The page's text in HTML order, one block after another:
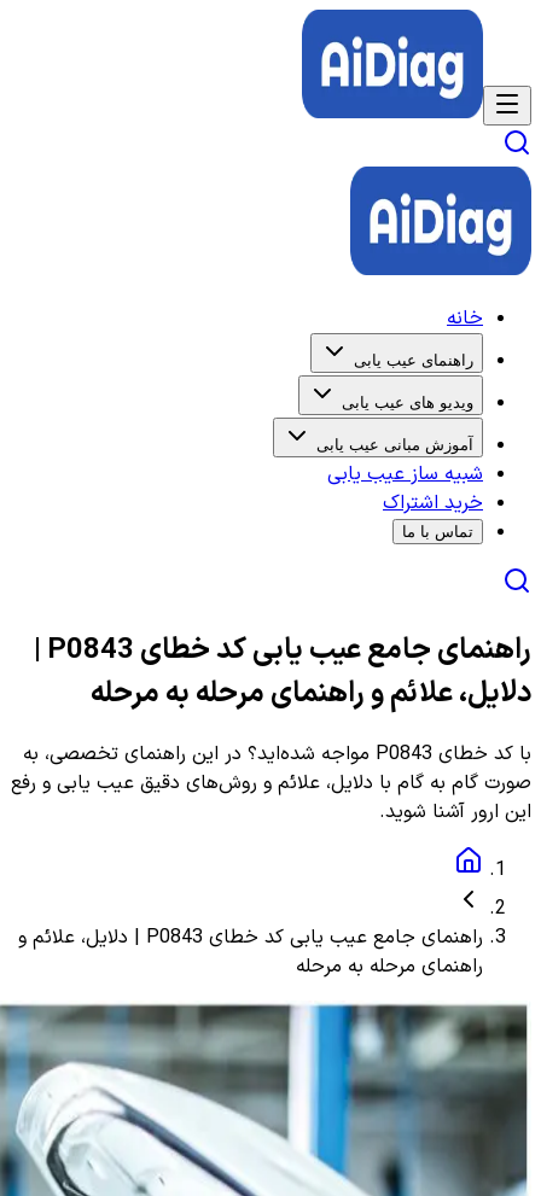
خانه
راهنمای عیب یابی
ویدیو های عیب یابی
آموزش مبانی عیب یابی
شبیه ساز عیب یابی
خرید اشتراک
تماس با ما
راهنمای جامع عیب یابی کد خطای P0843 |
دلایل، علائم و راهنمای مرحله به مرحله
با کد خطای P0843 مواجه شده‌اید؟ در این راهنمای تخصصی، به
صورت گام به گام با دلایل، علائم و روش‌های دقیق عیب یابی و رفع
این ارور آشنا شوید.
راهنمای جامع عیب یابی کد خطای P0843 | دلایل، علائم و
راهنمای مرحله به مرحله